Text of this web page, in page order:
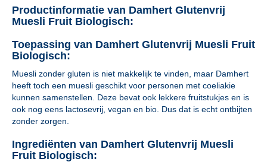
Productinformatie van Damhert Glutenvrij
Muesli Fruit Biologisch:
Toepassing van Damhert Glutenvrij Muesli Fruit
Biologisch:
Muesli zonder gluten is niet makkelijk te vinden, maar Damhert
heeft toch een muesli geschikt voor personen met coeliakie
kunnen samenstellen. Deze bevat ook lekkere fruitstukjes en is
ook nog eens lactosevrij, vegan en bio. Dus dat is echt ontbijten
zonder zorgen.
Ingrediënten van Damhert Glutenvrij Muesli
Fruit Biologisch: